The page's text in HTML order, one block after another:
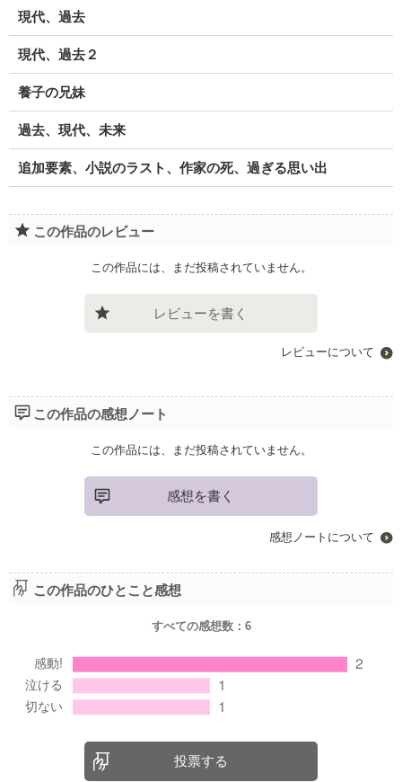
現代、過去
現代、過去２
養子の兄妹
過去、現代、未来
追加要素、小説のラスト、作家の死、過ぎる思い出
この作品のレビュー
この作品には、まだ投稿されていません。
レビューを書く
レビューについて
この作品の感想ノート
この作品には、まだ投稿されていません。
感想を書く
感想ノートについて
この作品のひとこと感想
すべての感想数： 6
投票する